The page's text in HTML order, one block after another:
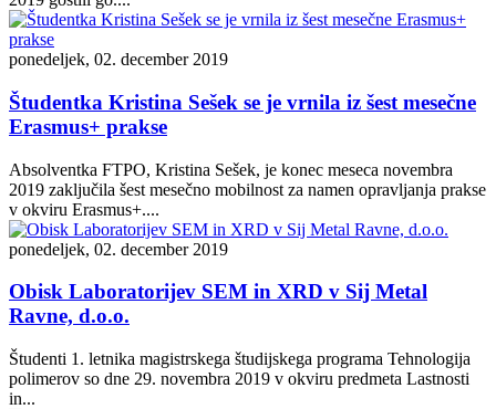
ponedeljek, 02. december 2019
Študentka Kristina Sešek se je vrnila iz šest mesečne
Erasmus+ prakse
Absolventka FTPO, Kristina Sešek, je konec meseca novembra
2019 zaključila šest mesečno mobilnost za namen opravljanja prakse
v okviru Erasmus+....
ponedeljek, 02. december 2019
Obisk Laboratorijev SEM in XRD v Sij Metal
Ravne, d.o.o.
Študenti 1. letnika magistrskega študijskega programa Tehnologija
polimerov so dne 29. novembra 2019 v okviru predmeta Lastnosti
in...